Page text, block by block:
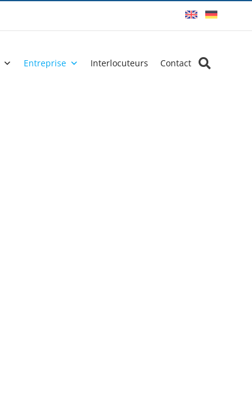
Entreprise Interlocuteurs Contact